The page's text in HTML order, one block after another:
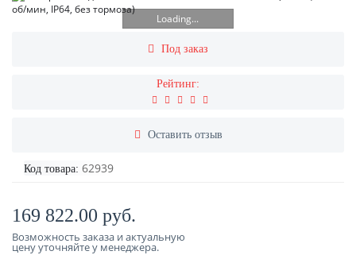
Loading...
Под заказ
Рейтинг:
Оставить отзыв
Код товара: 62939
169 822.00 руб.
Возможность заказа и актуальную
цену уточняйте у менеджера.